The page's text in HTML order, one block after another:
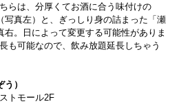
らは、分厚くてお酒に合う味付けの
写真左）と、ぎっしり身の詰まった「瀬
。日によって変更する可能性がありま
も可能なので、飲み放題延長しちゃう
）
トモール2F